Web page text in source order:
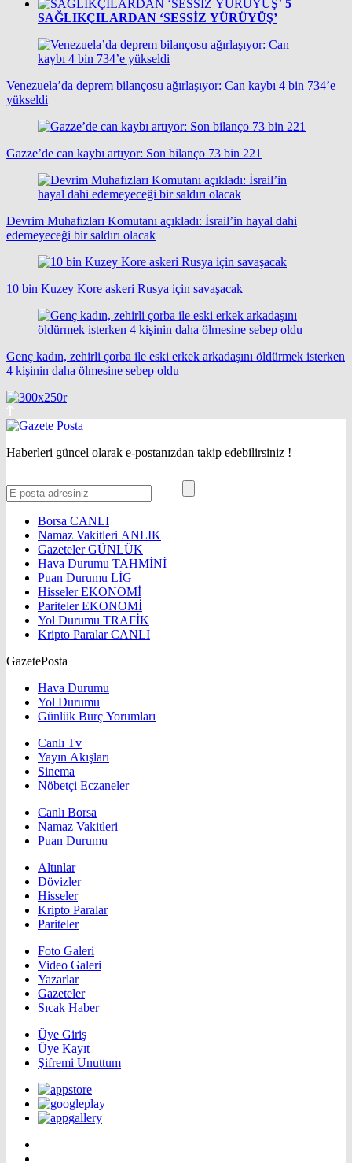
5
SAĞLIKÇILARDAN ‘SESSİZ YÜRÜYÜŞ’
Venezuela’da deprem bilançosu ağırlaşıyor: Can kaybı 4 bin 734’e
yükseldi
Gazze’de can kaybı artıyor: Son bilanço 73 bin 221
Devrim Muhafızları Komutanı açıkladı: İsrail’in hayal dahi
edemeyeceği bir saldırı olacak
10 bin Kuzey Kore askeri Rusya için savaşacak
Genç kadın, zehirli çorba ile eski erkek arkadaşını öldürmek isterken
4 kişinin daha ölmesine sebep oldu
Haberleri güncel olarak e-postanızdan takip edebilirsiniz !
Borsa CANLI
Namaz Vakitleri ANLIK
GazetelerGÜNLÜK
Hava Durumu TAHMİNİ
Puan Durumu LİG
HisselerEKONOMİ
ParitelerEKONOMİ
Yol Durumu TRAFİK
Kripto ParalarCANLI
GazetePosta
Hava Durumu
Yol Durumu
Günlük Burç Yorumları
Canlı Tv
Yayın Akışları
Sinema
Nöbetçi Eczaneler
Canlı Borsa
Namaz Vakitleri
Puan Durumu
Altınlar
Dövizler
Hisseler
Kripto Paralar
Pariteler
Foto Galeri
Video Galeri
Yazarlar
Gazeteler
Sıcak Haber
Üye Giriş
Üye Kayıt
Şifremi Unuttum